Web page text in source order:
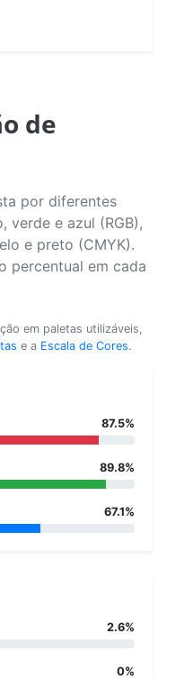
de
por diferentes
verde e azul (RGB),
e preto (CMYK).
percentual em cada
em paletas utilizáveis,
e a Escala de Cores.
87.5%
89.8%
67.1%
2.6%
0%